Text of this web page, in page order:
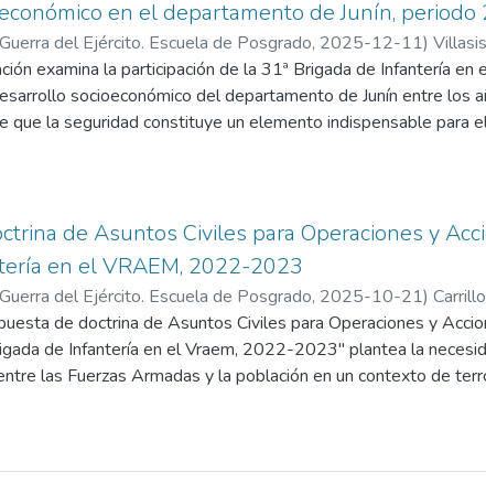
en el departamento de Junín,
del Ejército. Escuela de Posgrado, 2025-12-11)
Gustavo
examina la participación de la 31ª Brigada de Infantería
socioeconómico del departamento de Junín entre los
que la seguridad constituye un elemento indispensable para el
donde confluyen amenazas persistentes como el
garantizar la estabilidad, aunque sus repercusiones en la
El estudio adoptó un enfoque cualitativo de tipo aplicado y
observación participante y análisis documental. La
y triangulación, lo que permitió organizar el análisis
institucional, el acceso a servicios, el apoyo comunitario y la
acción de la 31ª Brigada de Infantería fortaleció la
zonas críticas. Asimismo, se evidenciaron aportes concretos
de apoyo a la población local. Sin embargo, también se
estas intervenciones, debido a la débil articulación con
de Infantería; orden interno y desarrollo socioeconómico.
de Asuntos Civiles para Operaciones y
en el VRAEM, 2022-2023
del Ejército. Escuela de Posgrado, 2025-10-21)
Alejandro;Solis Toscano, José Luis
de doctrina de Asuntos Civiles para Operaciones y
de Infantería en el Vraem, 2022-2023" plantea la
las Fuerzas Armadas y la población en un contexto de
extrema. Ante la desconfianza hacia el Estado y las